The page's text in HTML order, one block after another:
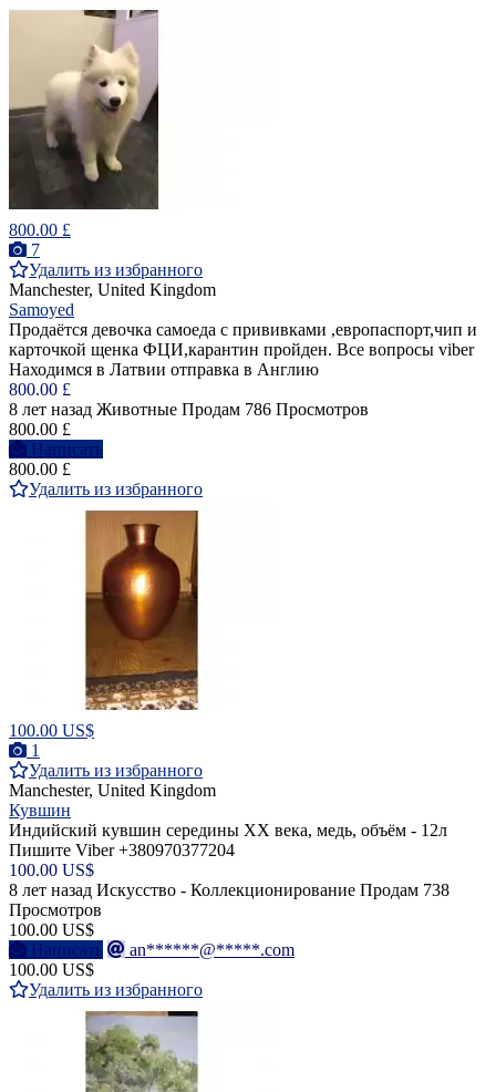
800.00 £
7
Удалить из избранного
Manchester, United Kingdom
Samoyed
Продаётся девочка самоеда с прививками ,европаспорт,чип и
карточкой щенка ФЦИ,карантин пройден. Все вопросы viber
Находимся в Латвии отправка в Англию
800.00 £
8 лет назад Животные Продам 786 Просмотров
800.00 £
Написать
800.00 £
Удалить из избранного
100.00 US$
1
Удалить из избранного
Manchester, United Kingdom
Кувшин
Индийский кувшин середины ХХ века, медь, объём - 12л
Пишите Viber +380970377204
100.00 US$
8 лет назад Искусство - Коллекционирование Продам 738
Просмотров
100.00 US$
Написать
an******@*****.com
100.00 US$
Удалить из избранного